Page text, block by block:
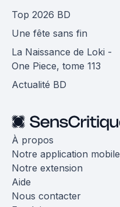
Top 2026 BD
Une fête sans fin
La Naissance de Loki -
One Piece, tome 113
Actualité BD
À propos
Notre application mobile
Notre extension
Aide
Nous contacter